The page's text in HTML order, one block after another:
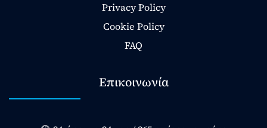
Privacy Policy
Cookie Policy
FAQ
Επικοινωνία